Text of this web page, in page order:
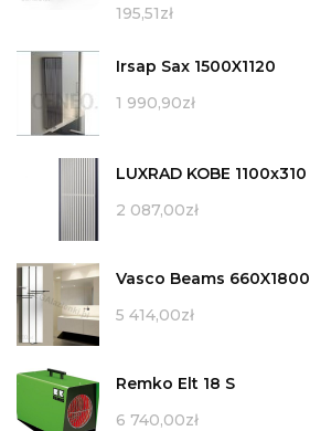
195,51zł
Irsap Sax 1500X1120
1 990,90zł
LUXRAD KOBE 1100x310
2 087,00zł
Vasco Beams 660X1800
5 414,00zł
Remko Elt 18 S
6 740,00zł